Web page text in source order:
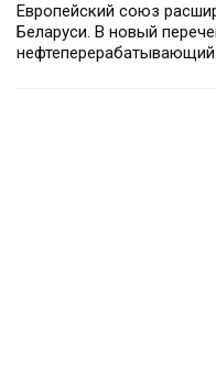
Европейский союз
Беларуси. В новый